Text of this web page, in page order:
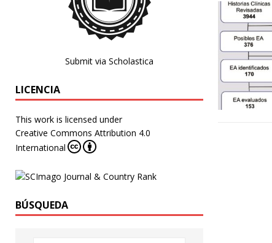
Submit via Scholastica
LICENCIA
This work is licensed under
Creative Commons Attribution 4.0
International
BÚSQUEDA